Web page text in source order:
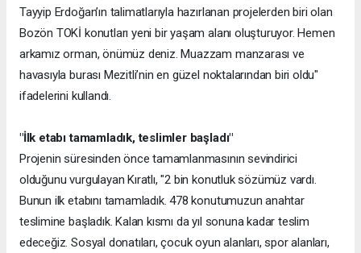
Tayyip Erdoğan’ın talimatlarıyla hazırlanan projelerden biri olan
Bozön TOKİ konutları yeni bir yaşam alanı oluşturuyor. Hemen
arkamız orman, önümüz deniz. Muazzam manzarası ve
havasıyla burası Mezitli’nin en güzel noktalarından biri oldu"
ifadelerini kullandı.
"İlk etabı tamamladık, teslimler başladı"
Projenin süresinden önce tamamlanmasının sevindirici
olduğunu vurgulayan Kıratlı, "2 bin konutluk sözümüz vardı.
Bunun ilk etabını tamamladık. 478 konutumuzun anahtar
teslimine başladık. Kalan kısmı da yıl sonuna kadar teslim
edeceğiz. Sosyal donatıları, çocuk oyun alanları, spor alanları,